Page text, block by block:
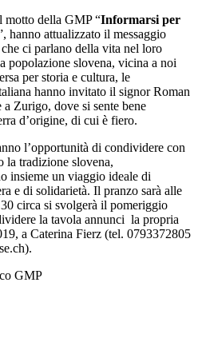
motto della GMP “Informarsi per
hanno attualizzato il messaggio
ci parlano della vita nel loro
popolazione slovena, vicina a noi
per storia e cultura, le
hanno invitato il signor Roman
Zurigo, dove si sente bene
d’origine, di cui è fiero.
l’opportunità di condividere con
la tradizione slovena,
insieme un viaggio ideale di
e di solidarietà. Il pranzo sarà alle
circa si svolgerà il pomeriggio
la tavola annunci la propria
a Caterina Fierz (tel. 0793372805
GMP